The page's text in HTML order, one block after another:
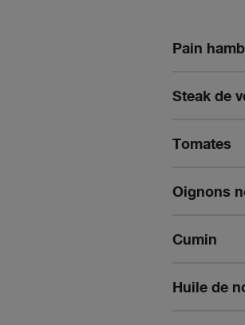
Pain
Steak de
Tomates
Oignons
Cumin
Huile de